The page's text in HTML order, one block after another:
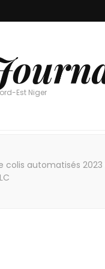
Est Niger
automatisés 2023